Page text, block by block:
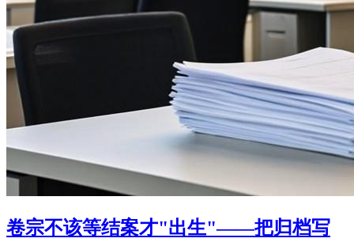
卷宗不该等结案才"出生"——把归档写